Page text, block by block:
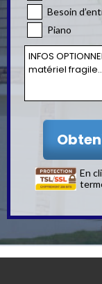
Besoin
Piano
En